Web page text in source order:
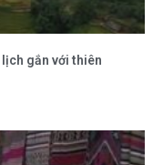
gắn với thiên